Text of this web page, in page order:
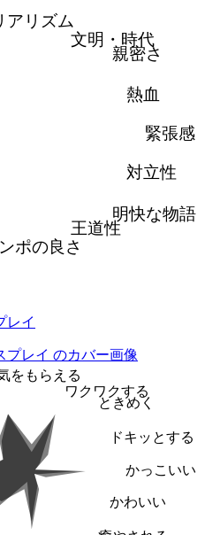
アリズム
文明・時代
親密さ
熱血
緊張感
対立性
明快な物語
王道性
ポの良さ
レイ
をもらえる
ワクワクする
ときめく
ドキッとする
かっこいい
かわいい